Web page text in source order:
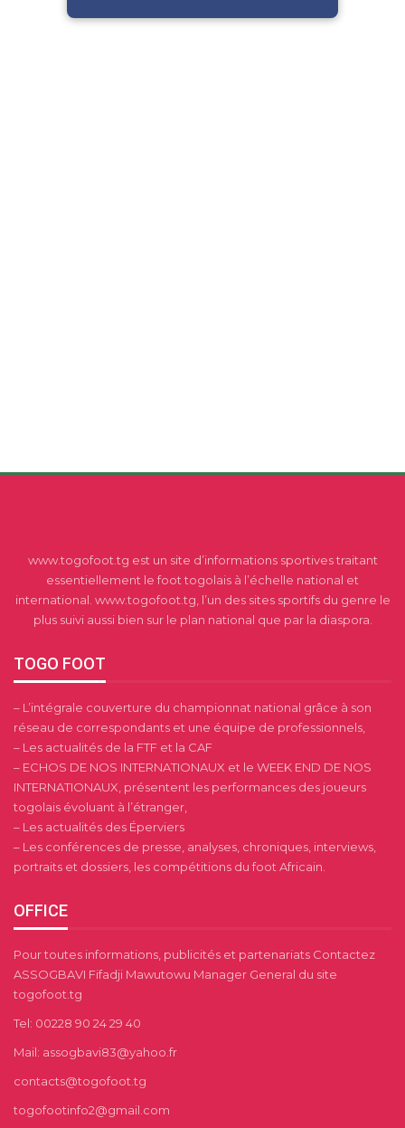
www.togofoot.tg est un site d’informations sportives traitant
essentiellement le foot togolais à l’échelle national et
international. www.togofoot.tg, l’un des sites sportifs du genre le
plus suivi aussi bien sur le plan national que par la diaspora.
TOGO FOOT
– L’intégrale couverture du championnat national grâce à son
réseau de correspondants et une équipe de professionnels,
– Les actualités de la FTF et la CAF
– ECHOS DE NOS INTERNATIONAUX et le WEEK END DE NOS
INTERNATIONAUX, présentent les performances des joueurs
togolais évoluant à l’étranger,
– Les actualités des Éperviers
– Les conférences de presse, analyses, chroniques, interviews,
portraits et dossiers, les compétitions du foot Africain.
OFFICE
Pour toutes informations, publicités et partenariats Contactez
ASSOGBAVI Fifadji Mawutowu Manager General du site
togofoot.tg
Tel: 00228 90 24 29 40
Mail: assogbavi83@yahoo.fr
contacts@togofoot.tg
togofootinfo2@gmail.com